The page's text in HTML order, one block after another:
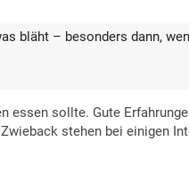
bläht – besonders dann,
essen sollte. Gute
stehen bei einigen